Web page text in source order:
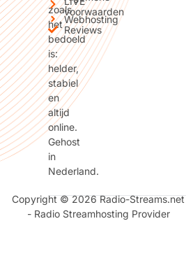
zoals
het
bedoeld
is:
helder,
stabiel
en
altijd
online.
Gehost
in
Nederland.
Webhosting
voorwaarden
Reviews
Copyright © 2026 Radio-Streams.net
- Radio Streamhosting Provider